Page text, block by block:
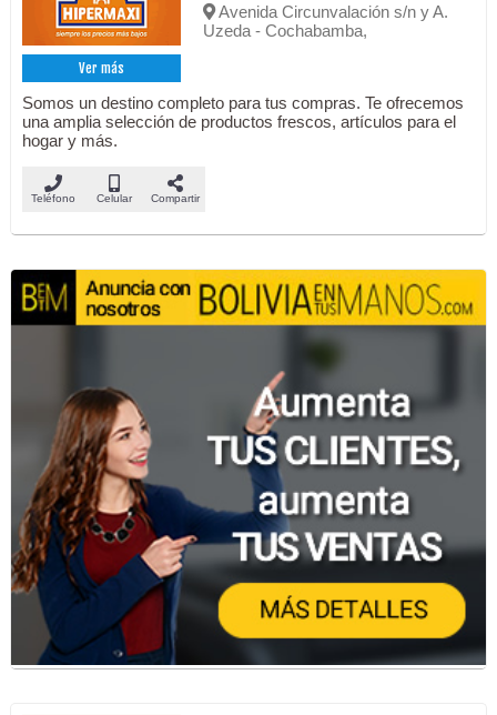
Ver más
Avenida Circunvalación s/n y A.
Uzeda - Cochabamba,
Somos un destino completo para tus compras. Te ofrecemos
una amplia selección de productos frescos, artículos para el
hogar y más.
Teléfono Celular Compartir